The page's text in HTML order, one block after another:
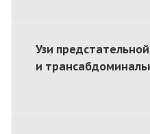
Узи
и